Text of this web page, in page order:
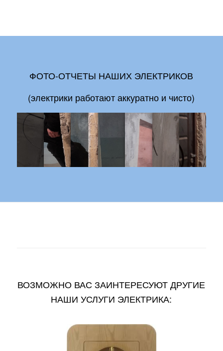
ФОТО-ОТЧЕТЫ НАШИХ ЭЛЕКТРИКОВ
(электрики работают аккуратно и чисто)
ВОЗМОЖНО ВАС ЗАИНТЕРЕСУЮТ ДРУГИЕ
НАШИ УСЛУГИ ЭЛЕКТРИКА: